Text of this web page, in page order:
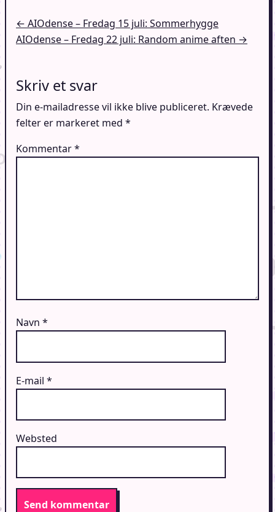
Indlægsnavigation
← AIOdense – Fredag 15 juli: Sommerhygge
AIOdense – Fredag 22 juli: Random anime aften →
Skriv et svar
Din e-mailadresse vil ikke blive publiceret. Krævede
felter er markeret med *
Kommentar*
Navn *
E-mail *
Websted